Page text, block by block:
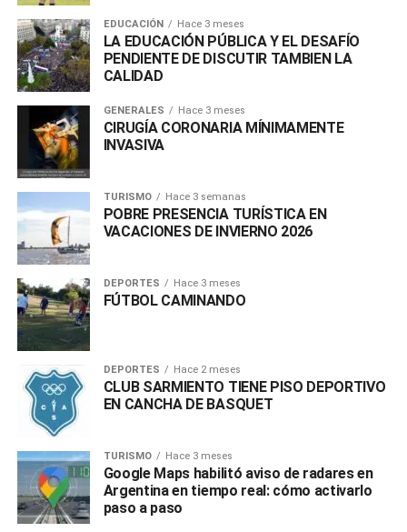
EDUCACIÓN Hace 3 meses
LA EDUCACIÓN PÚBLICA Y EL DESAFÍO
PENDIENTE DE DISCUTIR TAMBIEN LA
CALIDAD
GENERALES Hace 3 meses
CIRUGÍA CORONARIA MÍNIMAMENTE
INVASIVA
TURISMO Hace 3 semanas
POBRE PRESENCIA TURÍSTICA EN
VACACIONES DE INVIERNO 2026
DEPORTES Hace 3 meses
FÚTBOL CAMINANDO
DEPORTES Hace 2 meses
CLUB SARMIENTO TIENE PISO DEPORTIVO
EN CANCHA DE BASQUET
TURISMO Hace 3 meses
Google Maps habilitó aviso de radares en
Argentina en tiempo real: cómo activarlo
paso a paso